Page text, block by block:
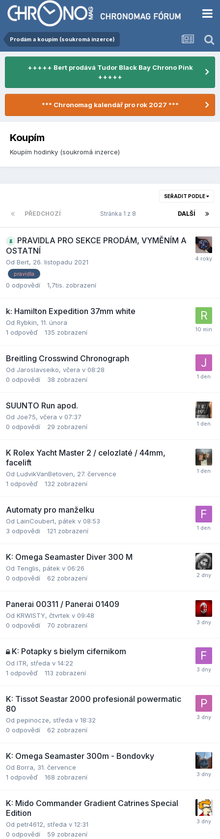
Prodám a koupím (soukromá inzerce)
+++++ Bert prodává Tudor Black Bay Chrono Pink
+++++
*** Chronomag kalendář pro rok 2027 ***
Koupím
Koupím hodinky (soukromá inzerce)
SEŘADIT PODLE
PŘEDCHOZÍ DALŠÍ
Stránka 1 z 8
PRAVIDLA PRO SEKCE PRODÁM, VYMĚNÍM A
OSTATNÍ
Od Bert, 26. listopadu 2021
pravidla
0 odpovědí 1,7tis. zobrazení
k: Hamilton Expedition 37mm white
Od Rybkin, 11. února
1 odpověď 135 zobrazení
Breitling Crosswind Chronograph
Od Jaroslavseiko, včera v 08:28
0 odpovědí 38 zobrazení
SUUNTO Run apod.
Od Joe75, včera v 07:37
0 odpovědí 29 zobrazení
K Rolex Yacht Master 2 / celozlaté / 44mm,
facelift
Od LudvikVanBetoven, 27. července
1 odpověď 132 zobrazení
Automaty pro manželku
Od LainCoubert, pátek v 08:53
3 odpovědi 121 zobrazení
K: Omega Seamaster Diver 300 M
Od Tenglis, pátek v 06:26
0 odpovědí 62 zobrazení
Panerai 00311 / Panerai 01409
Od KRWISTY, čtvrtek v 09:48
0 odpovědí 70 zobrazení
K: Potapky s bielym cifernikom
Od ITR, středa v 14:22
1 odpověď 113 zobrazení
K: Tissot Seastar 2000 profesionál powermatic
80
Od pepinocze, středa v 18:32
0 odpovědí 62 zobrazení
K: Omega Seamaster 300m - Bondovky
Od Borra, 31. července
1 odpověď 168 zobrazení
K: Mido Commander Gradient Catrines Special
Edition
Od petr4612, středa v 12:31
0 odpovědí 59 zobrazení